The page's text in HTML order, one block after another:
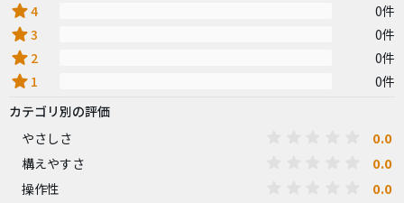
star4 0件
star3 0件
star 2 0件
star 1
0件
カテゴリ別の評価
やさしさ
0.0
構えやすさ 0.0
操作性 0.0